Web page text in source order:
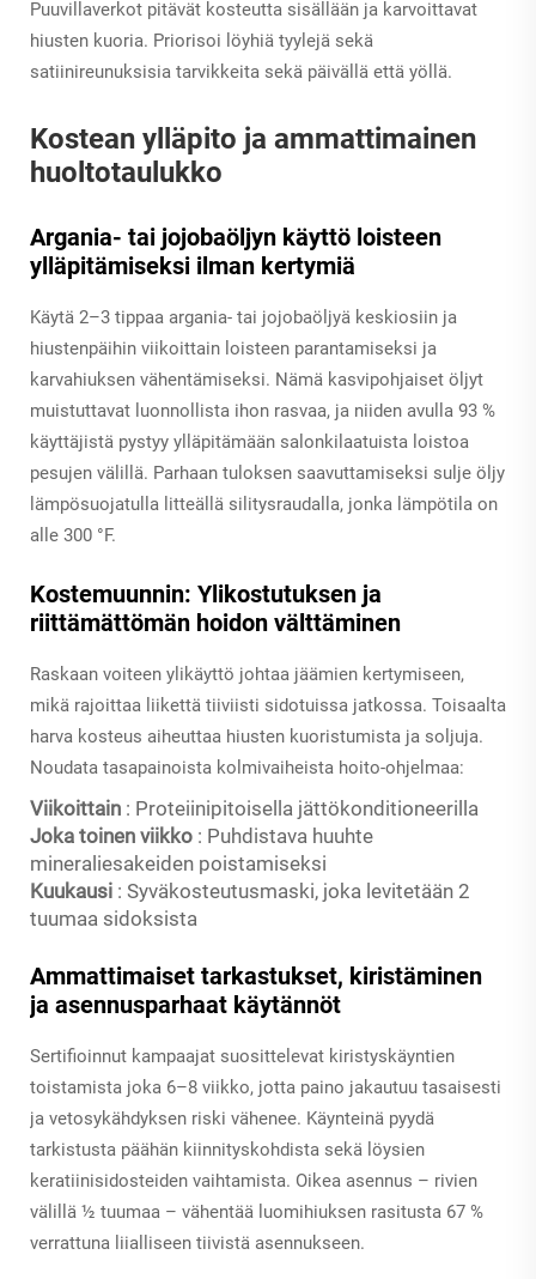
Puuvillaverkot pitävät kosteutta sisällään ja karvoittavat
hiusten kuoria. Priorisoi löyhiä tyylejä sekä
satiinireunuksisia tarvikkeita sekä päivällä että yöllä.
Kostean ylläpito ja ammattimainen
huoltotaulukko
Argania- tai jojobaöljyn käyttö loisteen
ylläpitämiseksi ilman kertymiä
Käytä 2–3 tippaa argania- tai jojobaöljyä keskiosiin ja
hiustenpäihin viikoittain loisteen parantamiseksi ja
karvahiuksen vähentämiseksi. Nämä kasvipohjaiset öljyt
muistuttavat luonnollista ihon rasvaa, ja niiden avulla 93 %
käyttäjistä pystyy ylläpitämään salonkilaatuista loistoa
pesujen välillä. Parhaan tuloksen saavuttamiseksi sulje öljy
lämpösuojatulla litteällä silitysraudalla, jonka lämpötila on
alle 300 °F.
Kostemuunnin: Ylikostutuksen ja
riittämättömän hoidon välttäminen
Raskaan voiteen ylikäyttö johtaa jäämien kertymiseen,
mikä rajoittaa liikettä tiiviisti sidotuissa jatkossa. Toisaalta
harva kosteus aiheuttaa hiusten kuoristumista ja soljuja.
Noudata tasapainoista kolmivaiheista hoito-ohjelmaa:
Viikoittain : Proteiinipitoisella jättökonditioneerilla
Joka toinen viikko : Puhdistava huuhte
mineraliesakeiden poistamiseksi
Kuukausi : Syväkosteutusmaski, joka levitetään 2
tuumaa sidoksista
Ammattimaiset tarkastukset, kiristäminen
ja asennusparhaat käytännöt
Sertifioinnut kampaajat suosittelevat kiristyskäyntien
toistamista joka 6–8 viikko, jotta paino jakautuu tasaisesti
ja vetosykähdyksen riski vähenee. Käynteinä pyydä
tarkistusta päähän kiinnityskohdista sekä löysien
keratiinisidosteiden vaihtamista. Oikea asennus – rivien
välillä ½ tuumaa – vähentää luomihiuksen rasitusta 67 %
verrattuna liialliseen tiivistä asennukseen.